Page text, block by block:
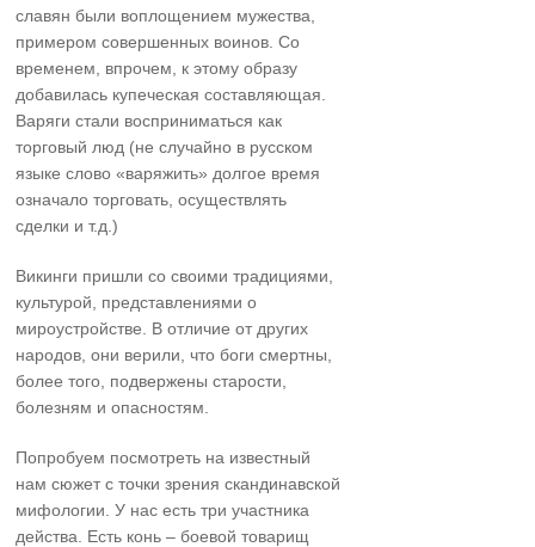
славян были воплощением мужества,
примером совершенных воинов. Со
временем, впрочем, к этому образу
добавилась купеческая составляющая.
Варяги стали восприниматься как
торговый люд (не случайно в русском
языке слово «варяжить» долгое время
означало торговать, осуществлять
сделки и т.д.)
Викинги пришли со своими традициями,
культурой, представлениями о
мироустройстве. В отличие от других
народов, они верили, что боги смертны,
более того, подвержены старости,
болезням и опасностям.
Попробуем посмотреть на известный
нам сюжет с точки зрения скандинавской
мифологии. У нас есть три участника
действа. Есть конь – боевой товарищ